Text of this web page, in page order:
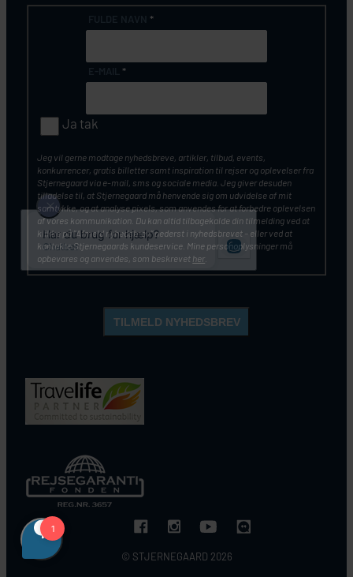
© STJERNEGAARD 2026
*
*
Ja tak
Jeg vil gerne modtage nyhedsbreve, artikler, tilbud, events,
konkurrencer, gratis billetter samt inspiration til rejser og oplevelser fra
Stjernegaard via e-mail, sms og sociale media. Jeg giver desuden
tilladelse til, at Stjernegaard må henvende sig om udvidelse af mit
samtykke, og at analyse pixels, som anvendes for at forbedre oplevelsen
af vores kommunikation. Du kan altid tilbagekalde din tilmelding ved at
klikke på ”Afmeld nyhedsbrev” nederst i nyhedsbrevet – eller ved at
kontakte Stjernegaards kundeservice. Mine personoplysninger må
opbevares og anvendes, som beskrevet her